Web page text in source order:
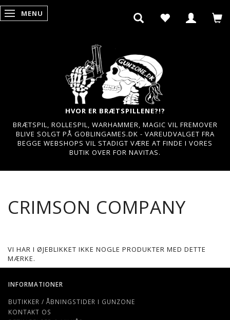
SKIFTE NAVIGATION
MENU
HVOR ER BRÆTSPILLENE?!?
BRÆTSPIL, ROLLESPIL, WARHAMMER, MAGIC VIL FREMOVER
BLIVE SOLGT PÅ GOBLINGAMES.DK - VAREUDVALGET FRA
BEGGE WEBSHOPS VIL STADIGT VÆRE AT FINDE I VORES
BUTIK OVER FOR NAVITAS.
CRIMSON COMPANY
VI HAR I ØJEBLIKKET IKKE NOGLE PRODUKTER MED DETTE
MÆRKE.
INFORMATIONER
BUTIKKER / ÅBNINGSTIDER I GUNZONE
KONTAKT OS